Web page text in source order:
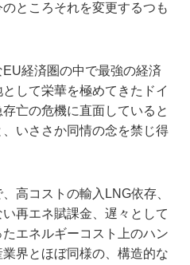
ところそれを変更するつも
経済圏の中で最強の経済
して栄華を極めてきたドイ
亡の危機に直面していると
いささか同情の念を禁じ得
高コストの輸入LNG依存、
再エネ賦課金、遅々として
エネルギーコスト上のハン
界とほぼ同様の、構造的な